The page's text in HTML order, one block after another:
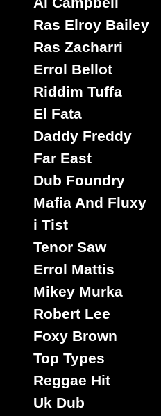
Ras Elroy Bailey
Ras Zacharri
Errol Bellot
Riddim Tuffa
El Fata
Daddy Freddy
Far East
Dub Foundry
Mafia And Fluxy
i Tist
Tenor Saw
Errol Mattis
Mikey Murka
Robert Lee
Foxy Brown
Top Types
Reggae Hit
Uk Dub